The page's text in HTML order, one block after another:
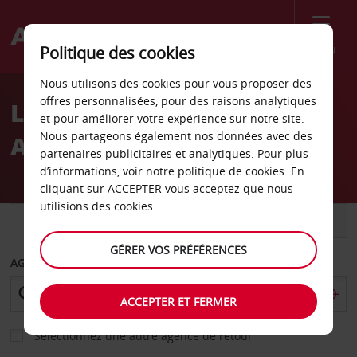
Menu
Welcome
AvisLocation de voiture
Aéroport de Halifax
AGENCE DE DÉPART
Sélectionnez une autre agence de retour
Politique des cookies
Nous utilisons des cookies pour vous proposer des
offres personnalisées, pour des raisons analytiques
et pour améliorer votre expérience sur notre site.
Nous partageons également nos données avec des
partenaires publicitaires et analytiques. Pour plus
d’informations, voir notre politique de cookies. En
cliquant sur ACCEPTER vous acceptez que nous
utilisions des cookies.
GÉRER VOS PRÉFÉRENCES
ACCEPTER ET FERMER